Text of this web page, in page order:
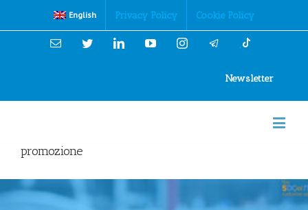
English Privacy Policy Cookie Policy
Email TwitterLinkedinYouTubeInstagram
Newsletter
promozione
Cookies Policy